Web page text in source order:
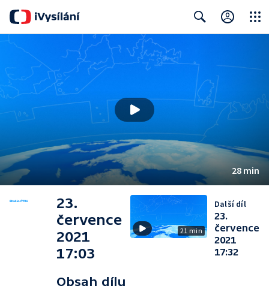
28 min
23.
července
2021
17:03
Obsah dílu
21 min
Další díl
23.
července
2021
17:32